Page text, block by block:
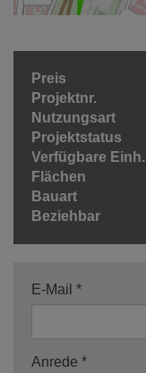
Preis
Projektnr.
Nutzungsart
Projektstatus
Verfügbare Einh.
Flächen
Bauart
Beziehbar
E-Mail
Anrede